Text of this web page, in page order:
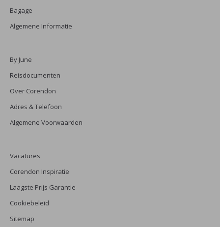
Bagage
Algemene Informatie
By June
Reisdocumenten
Over Corendon
Adres & Telefoon
Algemene Voorwaarden
Vacatures
Corendon Inspiratie
Laagste Prijs Garantie
Cookiebeleid
Sitemap